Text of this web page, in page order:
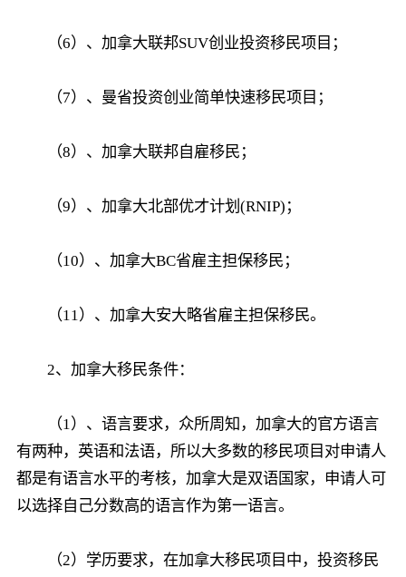
（6）、加拿大联邦SUV创业投资移民项目；
（7）、曼省投资创业简单快速移民项目；
（8）、加拿大联邦自雇移民；
（9）、加拿大北部优才计划(RNIP)；
（10）、加拿大BC省雇主担保移民；
（11）、加拿大安大略省雇主担保移民。
2、加拿大移民条件：
（1）、语言要求，众所周知，加拿大的官方语言
有两种，英语和法语，所以大多数的移民项目对申请人
都是有语言水平的考核，加拿大是双语国家，申请人可
以选择自己分数高的语言作为第一语言。
（2）学历要求，在加拿大移民项目中，投资移民